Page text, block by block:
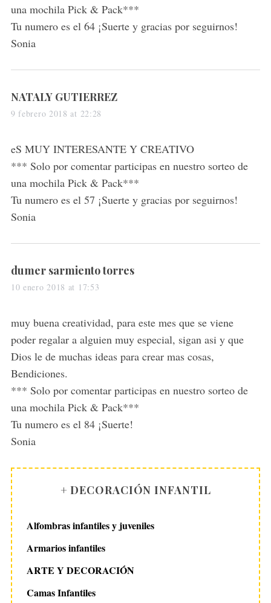
una mochila Pick & Pack***
Tu numero es el 64 ¡Suerte y gracias por seguirnos!
Sonia
s
a
s
:
NATALY GUTIERREZ
9 febrero 2018 at 22:28
eS MUY INTERESANTE Y CREATIVO
*** Solo por comentar participas en nuestro sorteo de
una mochila Pick & Pack***
Tu numero es el 57 ¡Suerte y gracias por seguirnos!
Sonia
s
a
s
:
dumer sarmiento torres
10 enero 2018 at 17:53
muy buena creatividad, para este mes que se viene
poder regalar a alguien muy especial, sigan asi y que
Dios le de muchas ideas para crear mas cosas,
Bendiciones.
*** Solo por comentar participas en nuestro sorteo de
una mochila Pick & Pack***
Tu numero es el 84 ¡Suerte!
Sonia
+ DECORACIÓN INFANTIL
Alfombras infantiles y juveniles
Armarios infantiles
ARTE Y DECORACIÓN
Camas Infantiles